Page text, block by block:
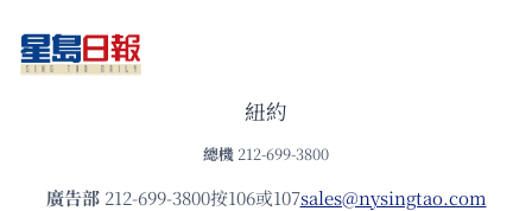
紐約
總機 212-699-3800
廣告部212-699-3800按106或107sales@nysingtao.com